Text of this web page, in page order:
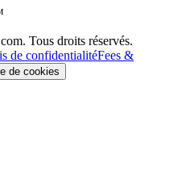
Tous droits réservés.
de confidentialitéFees &
de cookies